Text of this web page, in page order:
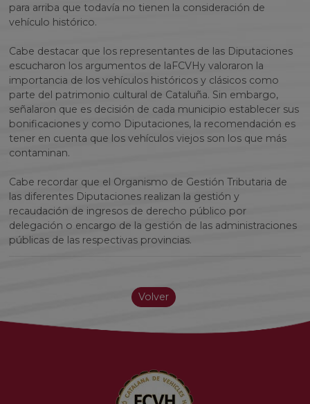
para arriba que todavía no tienen la consideración de
vehículo histórico.
Cabe destacar que los representantes de las Diputaciones
escucharon los argumentos de laFCVHy valoraron la
importancia de los vehículos históricos y clásicos como
parte del patrimonio cultural de Cataluña. Sin embargo,
señalaron que es decisión de cada municipio establecer sus
bonificaciones y como Diputaciones, la recomendación es
tener en cuenta que los vehículos viejos son los que más
contaminan.
Cabe recordar que el Organismo de Gestión Tributaria de
las diferentes Diputaciones realizan la gestión y
recaudación de ingresos de derecho público por
delegación o encargo de la gestión de las administraciones
públicas de las respectivas provincias.
Volver